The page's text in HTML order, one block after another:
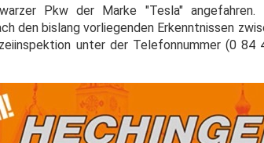
Pkw der Marke "Tesla" angefahren.
den bislang vorliegenden Erkenntnissen
unter der Telefonnummer (0 84